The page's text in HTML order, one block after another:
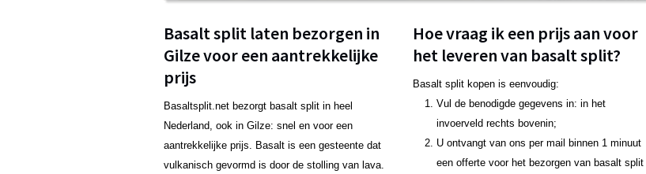
Basalt split laten bezorgen in
Gilze voor een aantrekkelijke
prijs
Basaltsplit.net bezorgt basalt split in heel
Nederland, ook in Gilze: snel en voor een
aantrekkelijke prijs. Basalt is een gesteente dat
vulkanisch gevormd is door de stolling van lava.
Hoe vraag ik een prijs aan voor
het leveren van basalt split?
Basalt split kopen is eenvoudig:
Vul de benodigde gegevens in: in het
invoerveld rechts bovenin;
U ontvangt van ons per mail binnen 1 minuut
een offerte voor het bezorgen van basalt split